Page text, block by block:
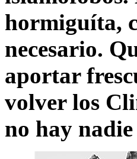
hormiguíta,
necesario.
aportar
volver los
no hay nadie